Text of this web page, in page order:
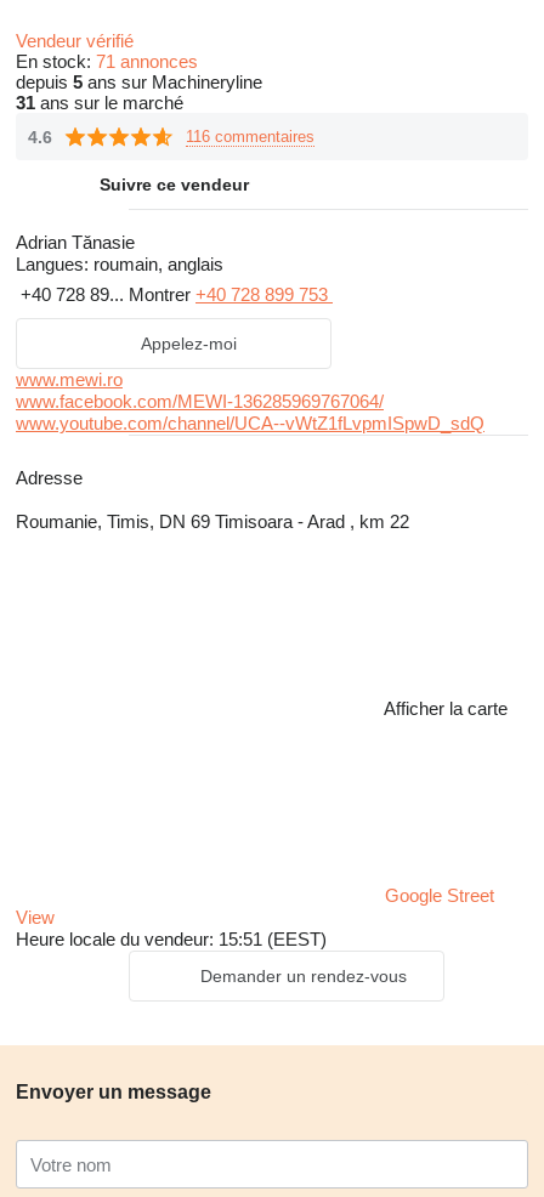
Vendeur vérifié
En stock: 71 annonces
depuis 5 ans sur Machineryline
31 ans sur le marché
4.6 116 commentaires
Suivre ce vendeur
Adrian Tănasie
Langues: roumain, anglais
+40 728 89... Montrer +40 728 899 753
Appelez-moi
www.mewi.ro
www.facebook.com/MEWI-136285969767064/
www.youtube.com/channel/UCA--vWtZ1fLvpmISpwD_sdQ
Adresse
Roumanie, Timis, DN 69 Timisoara - Arad , km 22
Afficher la carte
Google Street
View
Heure locale du vendeur: 15:51 (EEST)
Demander un rendez-vous
Envoyer un message